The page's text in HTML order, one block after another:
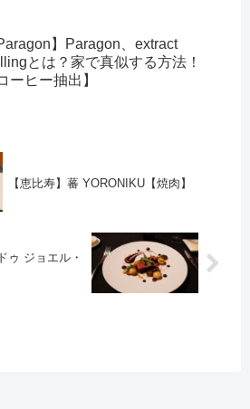
Paragon】Paragon、extract
とは？家で真似する方法！
ーヒー抽出】
【恵比寿】蕃 YORONIKU【焼肉】
ゥ ジョエル・